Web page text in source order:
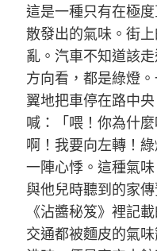
這是一種只有在極
散發出的氣味。街
亂。汽車不知道該
方向看，都是綠燈
翼地把車停在路中
喊：「喂！你為什
啊！我要向左轉！
一陣心悸。這種氣
與他兒時聽到的家
《沾醬秘笈》裡記
交通都被麵皮的氣